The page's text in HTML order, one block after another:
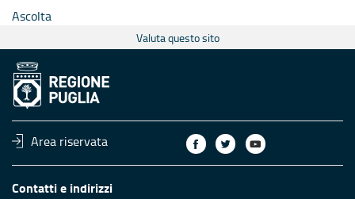
Ascolta
Valuta questo sito
Area riservata
Contatti e indirizzi